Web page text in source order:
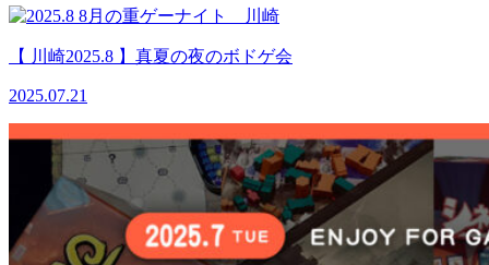
【 川崎2025.8 】真夏の夜のボドゲ会
2025.07.21